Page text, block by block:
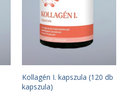
Kollagén I. kapszula (120 db
kapszula)